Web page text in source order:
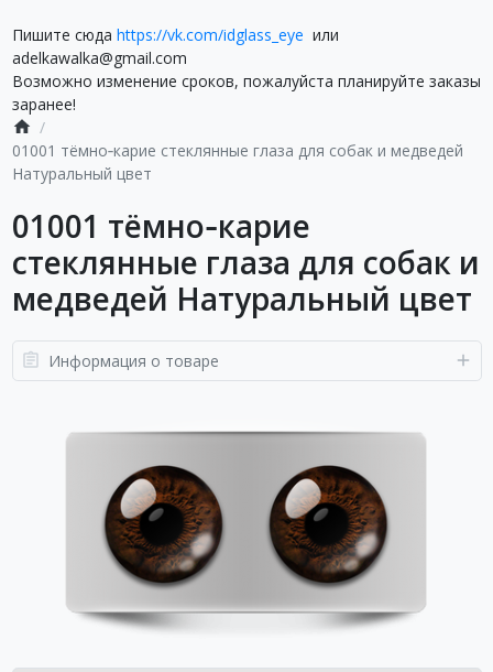
Пишите сюда https://vk.com/idglass_eye или
adelkawalka@gmail.com
Возможно изменение сроков, пожалуйста планируйте заказы
заранее!
01001 тёмно‑карие стеклянные глаза для собак и медведей
Натуральный цвет
01001 тёмно‑карие
стеклянные глаза для собак и
медведей Натуральный цвет
Информация о товаре